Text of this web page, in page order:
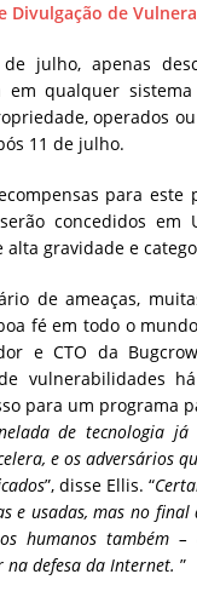
Divulgação de
julho, apenas
em qualquer
operados
11 de julho.
para este
concedidos em
alta gravidade e
de ameaças,
fé em todo o
e CTO da
vulnerabilidades
para um programa
de tecnologia já
e os adversários
”, disse Ellis. “
e usadas, mas no
humanos também
na defesa da Internet. ”